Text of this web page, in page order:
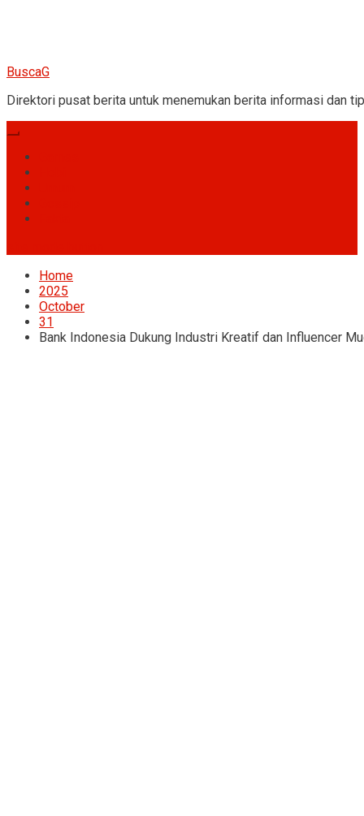
BuscaG
Direktori pusat berita untuk menemukan berita informasi dan
Home
2025
October
31
Bank Indonesia Dukung Industri Kreatif dan Influencer